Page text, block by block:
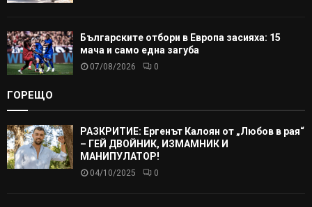
Българските отбори в Европа засияха: 15
мача и само една загуба
07/08/2026 0
ГОРЕЩО
РАЗКРИТИЕ: Ергенът Калоян от „Любов в рая“
– ГЕЙ ДВОЙНИК, ИЗМАМНИК И
МАНИПУЛАТОР!
04/10/2025 0